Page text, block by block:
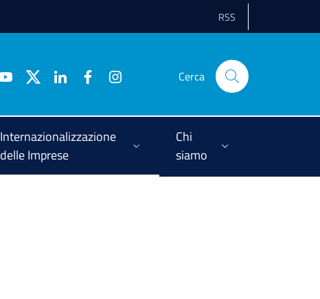
RSS
Cerca
Internazionalizzazione
delle Imprese
Chi
siamo